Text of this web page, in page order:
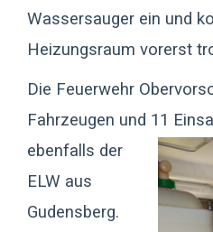
Wassersauger ein und
Heizungsraum vorerst
Die Feuerwehr
Fahrzeugen und 11
ebenfalls der
ELW aus
Gudensberg.